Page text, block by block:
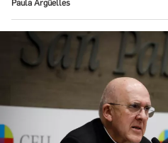
Paula Argüelles